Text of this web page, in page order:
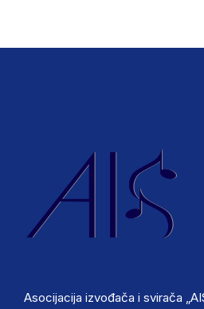
Asocijacija izvođača i svirača